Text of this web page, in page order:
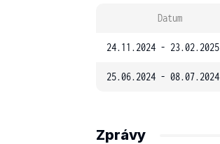
Datum
24.11.2024 - 23.02.2025
25.06.2024 - 08.07.2024
Zprávy